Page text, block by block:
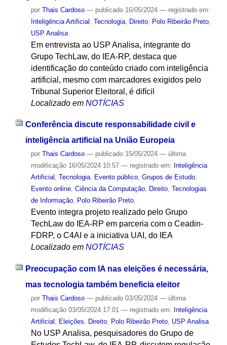
por Thais Cardoso — publicado16/05/2024 — registrado em:
Inteligência Artificial Tecnologia, Direito, Polo Ribeirão Preto,
USP Analisa
Em entrevista ao USP Analisa, integrante do
Grupo TechLaw, do IEA-RP, destaca que
identificação do conteúdo criado com inteligência
artificial, mesmo com marcadores exigidos pelo
Tribunal Superior Eleitoral, é difícil
Localizado em NOTÍCIAS
Conferência discute responsabilidade civil e
inteligência artificial na União Europeia
por Thais Cardoso — publicado15/05/2024 — última
modificação16/05/2024 10:57 — registrado em: Inteligência
Artificial , Tecnologia, Evento público, Grupos de Estudo,
Evento online, Ciência da Computação, Direito, Tecnologias
de Informação, Polo Ribeirão Preto
Evento integra projeto realizado pelo Grupo
TechLaw do IEA-RP em parceria com o Ceadin-
FDRP, o C4AI e a iniciativa UAI, do IEA
Localizado em NOTÍCIAS
Preocupação com IA nas eleições é necessária,
mas tecnologia também beneficia eleitor
por Thais Cardoso — publicado03/05/2024 — última
modificação03/05/2024 17:01 — registrado em: Inteligência
Artificial , Eleições, Direito, Polo Ribeirão Preto, USP Analisa
No USP Analisa, pesquisadores do Grupo de